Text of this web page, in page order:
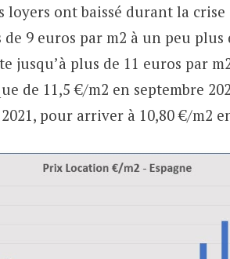
loyers ont baissé durant la crise
de 9 euros par m2 à un peu plus
jusqu’à plus de 11 euros par
de 11,5 €/m2 en septembre
pour arriver à 10,80 €/m2